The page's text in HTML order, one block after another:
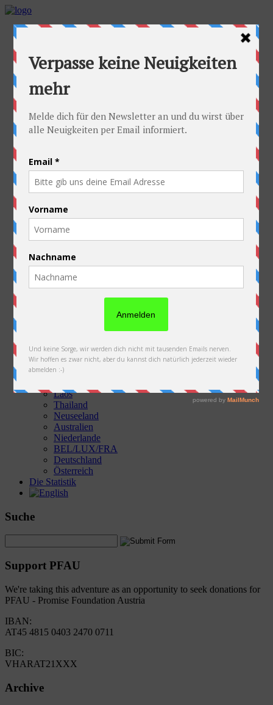
Home
Die häufigsten Fragen
Die Radler
Alexandra
Stefan
Kontakt
Die Route
Polen
Ukraine
Weißrussland
Russland
Kasachstan
Kirgistan
China
Laos
Neuseeland
Die gute Sache
Die Fotos & Videos
Russland
Kasachstan
Kirgistan
Laos
Thailand
Neuseeland
Australien
Niederlande
BEL/LUX/FRA
Deutschland
Österreich
Die Statistik
Suche
Support PFAU
We're taking this adventure as an opportunity to seek donations for
PFAU - Promise Foundation Austria
IBAN:
AT45 4815 0403 2470 0711
BIC:
VHARAT21XXX
Archive